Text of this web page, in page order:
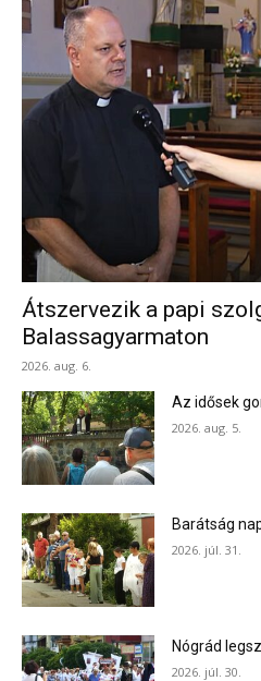
Átszervezik a papi
Balassagyarmaton
2026. aug. 6.
Az idősek
2026. aug. 5.
Barátság
2026. júl. 31.
Nógrád
2026. júl. 30.